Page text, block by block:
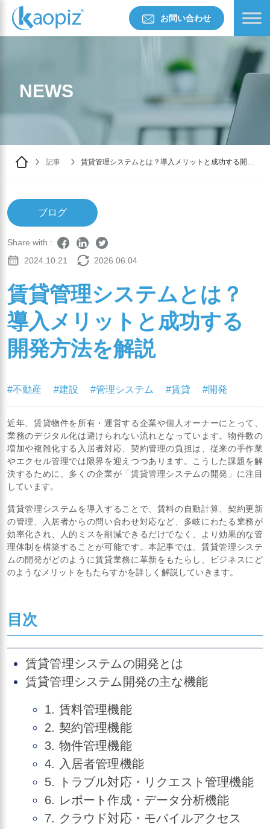
お問い合わせ
NEWS
記事
賃貸管理システムとは？導入メリットと成功する開発
ブログ
Share with :
2024.10.21
2026.06.04
賃貸管理システムとは？
導入メリットと成功する
開発方法を解説
#不動産 #建設 #管理システム #賃貸 #開発
近年、賃貸物件を所有・運営する企業や個人オーナーにとって、
業務のデジタル化は避けられない流れとなっています。物件数の
増加や複雑化する入居者対応、契約管理の負担は、従来の手作業
やエクセル管理では限界を迎えつつあります。こうした課題を解
決するために、多くの企業が「賃貸管理システムの開発」に注目
しています。
賃貸管理システムを導入することで、賃料の自動計算、契約更新
の管理、入居者からの問い合わせ対応など、多岐にわたる業務が
効率化され、人的ミスを削減できるだけでなく、より効果的な管
理体制を構築することが可能です。本記事では、賃貸管理システ
ムの開発がどのように賃貸業務に革新をもたらし、ビジネスにど
のようなメリットをもたらすかを詳しく解説していきます。
目次
賃貸管理システムの開発とは
賃貸管理システム開発の主な機能
1. 賃料管理機能
2. 契約管理機能
3. 物件管理機能
4. 入居者管理機能
5. トラブル対応・リクエスト管理機能
6. レポート作成・データ分析機能
7. クラウド対応・モバイルアクセス